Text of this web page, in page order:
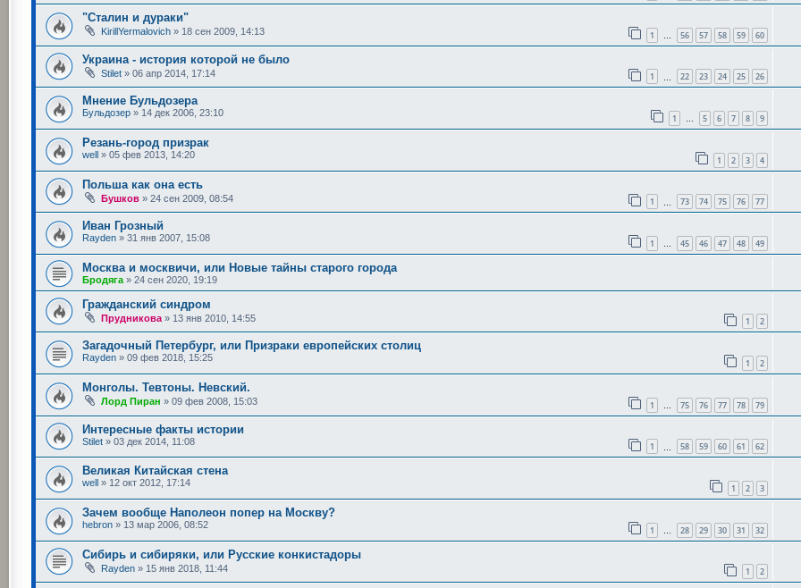
"Сталин и дураки"
KirillYermalovich » 18 сен 2009, 14:13 1 … 56 57 58 59 60
Украина - история которой не было
Stilet » 06 апр 2014, 17:14 1 22 23 24 25 26
Мнение Бульдозера
Бульдозер » 14 дек 2006, 23:10 1 … 5 6 7 8 9
Резань-город призрак
well » 05 фев 2013, 14:20 1 2 3 4
Польша как она есть
Бушков » 24 сен 2009, 08:54 1 73 74 75 76 77
Иван Грозный
Rayden » 31 янв 2007, 15:08 1 … 45 46 47 48 49
Москва и москвичи, или Новые тайны старого города
Бродяга » 24 сен 2020, 19:19
Гражданский синдром
Прудникова » 13 янв 2010, 14:55 1 2
Загадочный Петербург, или Призраки европейских столиц
Rayden » 09 фев 2018, 15:25 1 2
Монголы. Тевтоны. Невский.
Лорд Пиран » 09 фев 2008, 15:03 1 … 75 76 77 78 79
Интересные факты истории
Stilet » 03 дек 2014, 11:08 1 58 59 60 61 62
Великая Китайская стена
well » 12 окт 2012, 17:14 1 2 3
Зачем вообще Наполеон попер на Москву?
hebron » 13 мар 2006, 08:52 1 … 28 29 30 31 32
Сибирь и сибиряки, или Русские конкистадоры
Rayden » 15 янв 2018, 11:44 1 2